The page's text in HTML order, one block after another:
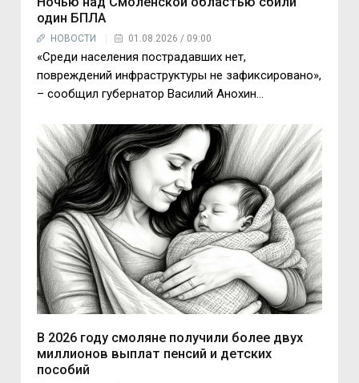
один БПЛА
НОВОСТИ 01.08.2026 / 09:00
«Среди населения пострадавших нет,
повреждений инфраструктуры не зафиксировано»,
– сообщил губернатор Василий Анохин...
В 2026 году смоляне получили более двух
миллионов выплат пенсий и детских
пособий